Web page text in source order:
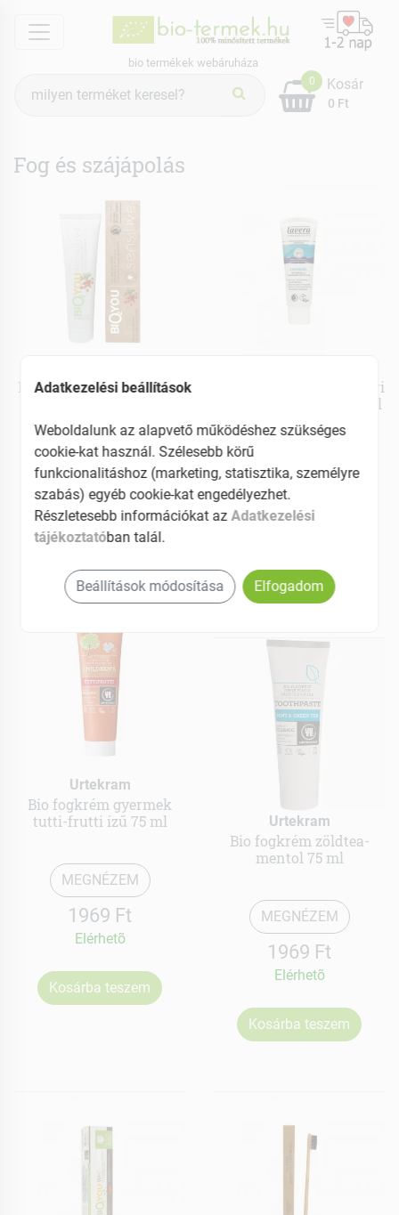
menu
bio termékek webáruháza
keresés
0
0 Ft
Kosár
Fog és szájápolás
Natur fogkrém érzékeny
MEGNÉZEM
2079 Ft
Elfogyott
Neutral bio foggél tengeri
sóval homeopátiás 75 ml
2599 Ft
Elérhetõ
Kosárba teszem
Urtekram
Bio fogkrém gyermek
tutti-frutti ízű 75 ml
MEGNÉZEM
1969 Ft
Elérhetõ
Kosárba teszem
Urtekram
Bio fogkrém zöldtea-
mentol 75 ml
MEGNÉZEM
1969 Ft
Elérhetõ
Kosárba teszem
Adatkezelési beállítások
Weboldalunk az alapvető működéshez szükséges
cookie-kat használ. Szélesebb körű
funkcionalitáshoz (marketing, statisztika, személyre
szabás) egyéb cookie-kat engedélyezhet.
Részletesebb információkat az Adatkezelési
tájékoztatóban talál.
Beállítások módosítása Elfogadom